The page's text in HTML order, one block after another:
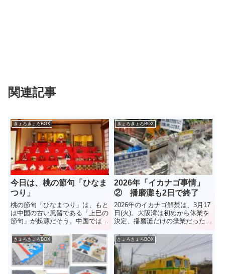
関連記事
きょろきょろBOX
今日は、桃の節句「ひなま
つり」
桃の節句「ひなまつり」は、もと
は中国の古い風習である「上巳の
節句」が起源だそう。中国では3
め、厄払いをする習慣がり、平安
時代にこれが日本に伝わり、貴族
の女の子たちが人形で遊ぶ「雛遊
び（ひいなあそび・ひなあそ
び）」...
きょろきょろBOX
2026年「イカナゴ事情」
② 播磨灘も2日で終了
2026年のイカナゴ解禁は、3月17
日(火)。大阪湾は初めから休業を
決定、播磨灘だけの操業だった
は、イオン垂水店で7000円台
~9000円台だったそうだが、18日
(木)の今日、キロ5980円(税抜き)
の値札ととも...
きょろきょろBOX きょろきょろBOX